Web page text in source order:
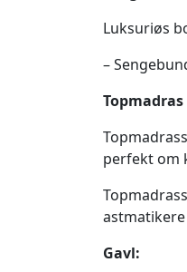
Luksuriøs
–
Topmadras
perfekt om
Gavl: